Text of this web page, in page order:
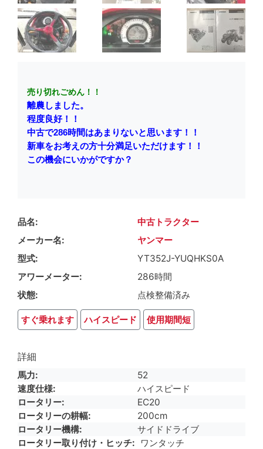
売り切れごめん！！
離農しました。
程度良好！！
中古で286時間はあまりないと思います！！
新車をお考えの方十分満足いただけます！！
この機会にいかがですか？
品名
中古トラクター
メーカー名
ヤンマー
型式
YT352J-YUQHKS0A
アワーメーター
286時間
状態
点検整備済み
すぐ乗れます ハイスピード 使用期間短
詳細
馬力
52
速度仕様
ハイスピード
ロータリー
EC20
ロータリーの耕幅
200cm
ロータリー機構
サイドドライブ
ロータリー取り付け・ヒッチ
ワンタッチ